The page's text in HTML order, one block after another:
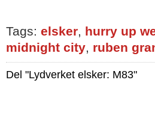
Tags: elsker, hurry up
midnight city, ruben
Del "Lydverket elsker: M83"